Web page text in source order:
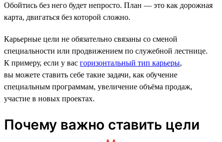
Обойтись без него будет непросто. План — это как дорожная
карта, двигаться без которой сложно.
Карьерные цели не обязательно связаны со сменой
специальности или продвижением по служебной лестнице.
К примеру, если у вас горизонтальный тип карьеры,
вы можете ставить себе такие задачи, как обучение
специальным программам, увеличение объёма продаж,
участие в новых проектах.
Почему важно ставить цели